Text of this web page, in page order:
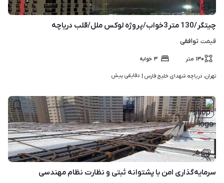
۹
چیتگر/130 متر3خواب/پروژه لوکس ملل/قلب دریاچه
قیمت توافقی
۱۳۰ متر ۳ خوابه
تهران، دریاچه شهدای خلیج فارس | دقایقی پیش
۵
سرمایه‌گذاری امن با پشتوانه ثبتی و نظارت نظام مهندسی